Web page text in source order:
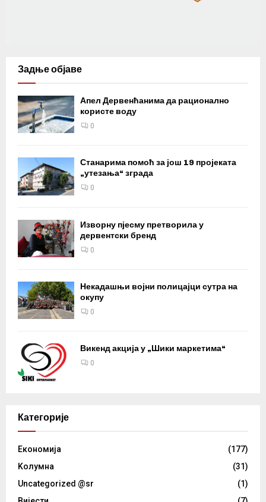
Задње објаве
Апел Дервенћанима да рационално
користе воду
0
Станарима помоћ за још 19 пројеката
„утезања“ зграда
0
Изворну пјесму претворила у
дервентски бренд
0
Некадашњи војни полицајци сутра на
окупу
0
Викенд акција у „Шики маркетима“
0
Категорије
Eкономија
(177)
Kолумнa
(31)
Uncategorized @sr
(1)